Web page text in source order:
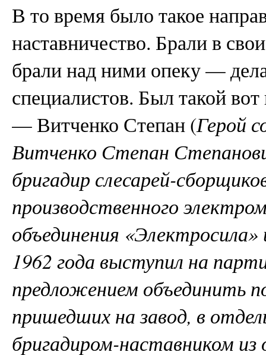
В то время было такое
наставничество. Брали в
брали над ними опеку —
специалистов. Был такой
— Витченко Степан (Герой
Витченко Степан
бригадир слесарей-
производственного
объединения
1962 года выступил на
предложением объединить
пришедших на завод, в
бригадиром-наставником